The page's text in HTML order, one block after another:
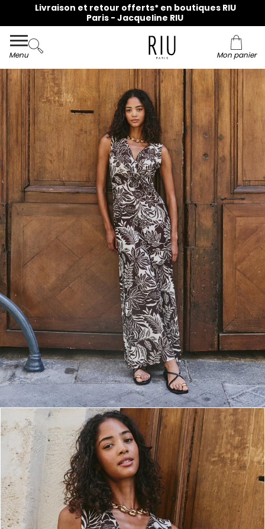
Livraison et retour offerts* en boutiques RIU
Paris - Jacqueline RIU
Menu Mon panier